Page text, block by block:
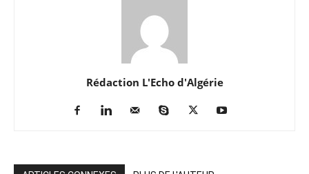
Rédaction L'Echo d'Algérie